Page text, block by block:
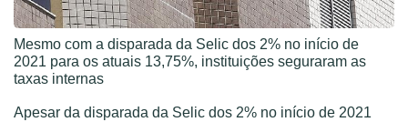
Mesmo com a disparada da Selic dos 2% no início de
2021 para os atuais 13,75%, instituições seguraram as
taxas internas
Apesar da disparada da Selic dos 2% no início de 2021